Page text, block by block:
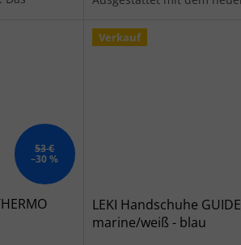
mehr...
53 €
–30 %
Verkauf
LEKI Handschuhe
marine/weiß - blau